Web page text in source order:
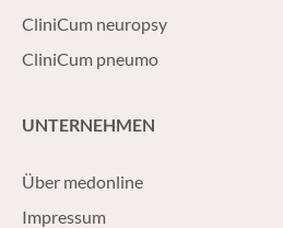
CliniCum neuropsy
CliniCum pneumo
UNTERNEHMEN
Über medonline
Impressum